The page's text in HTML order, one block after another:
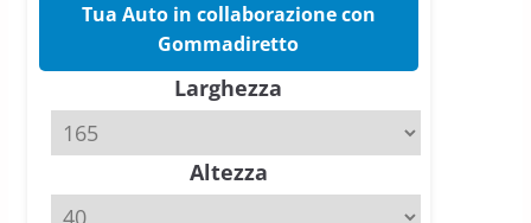
Pirelli P Zero Trofeo RS: per
Tyre Reviews è la gomma semi-
slick da battere
Michelin Pilot Sport 4 S – Test
su Range Rover Sport D350 HST
Tua Auto in collaborazione con
Gommadiretto
Larghezza
Altezza